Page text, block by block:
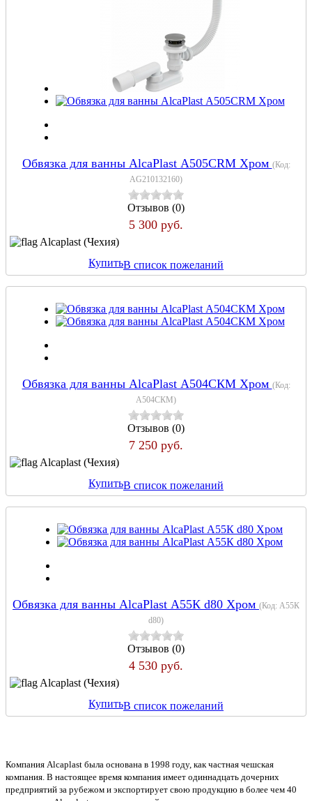
Обвязка для ванны AlcaPlast А505CRM Хром (Код:
AG210132160)
Отзывов (0)
5 300 руб.
Alcaplast (Чехия)
КупитьВ список пожеланий
Обвязка для ванны AlcaPlast А504CКM Хром (Код:
А504CКM)
Отзывов (0)
7 250 руб.
Alcaplast (Чехия)
КупитьВ список пожеланий
Обвязка для ванны AlcaPlast А55К d80 Хром (Код: А55К
d80)
Отзывов (0)
4 530 руб.
Alcaplast (Чехия)
КупитьВ список пожеланий
Компания Alcaplast была основана в 1998 году, как частная чешская
компания. В настоящее время компания имеет одиннадцать дочерних
предприятий за рубежом и экспортирует свою продукцию в более чем 40